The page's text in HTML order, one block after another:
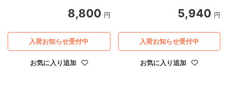
8,800 円
お気に入り追加
入荷お知らせ受付中
5,940 円
お気に入り追加
入荷お知らせ受付中